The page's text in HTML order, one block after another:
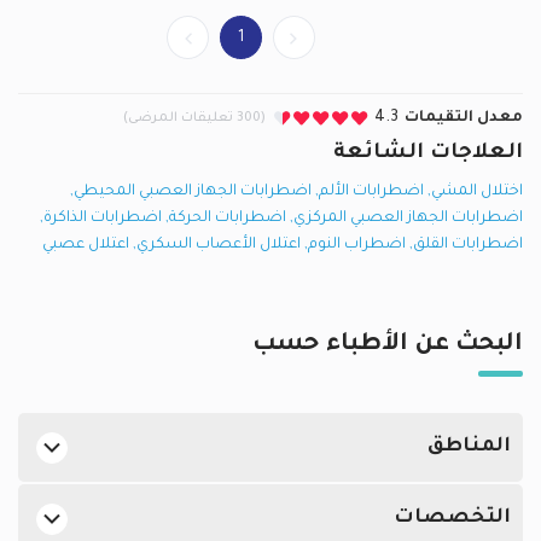
1
معدل التقيمات 4.3 (300 تعليقات المرضى)
العلاجات الشائعة
اختلال المشي, اضطرابات الألم, اضطرابات الجهاز العصبي المحيطي,
اضطرابات الجهاز العصبي المركزي, اضطرابات الحركة, اضطرابات الذاكرة,
اضطرابات القلق, اضطراب النوم, اعتلال الأعصاب السكري, اعتلال عصبي
البحث عن الأطباء حسب
المناطق
التخصصات